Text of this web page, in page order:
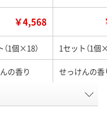
￥4,568
1個×18） 1セット（1個
の香り せっけんの香
WKH7279